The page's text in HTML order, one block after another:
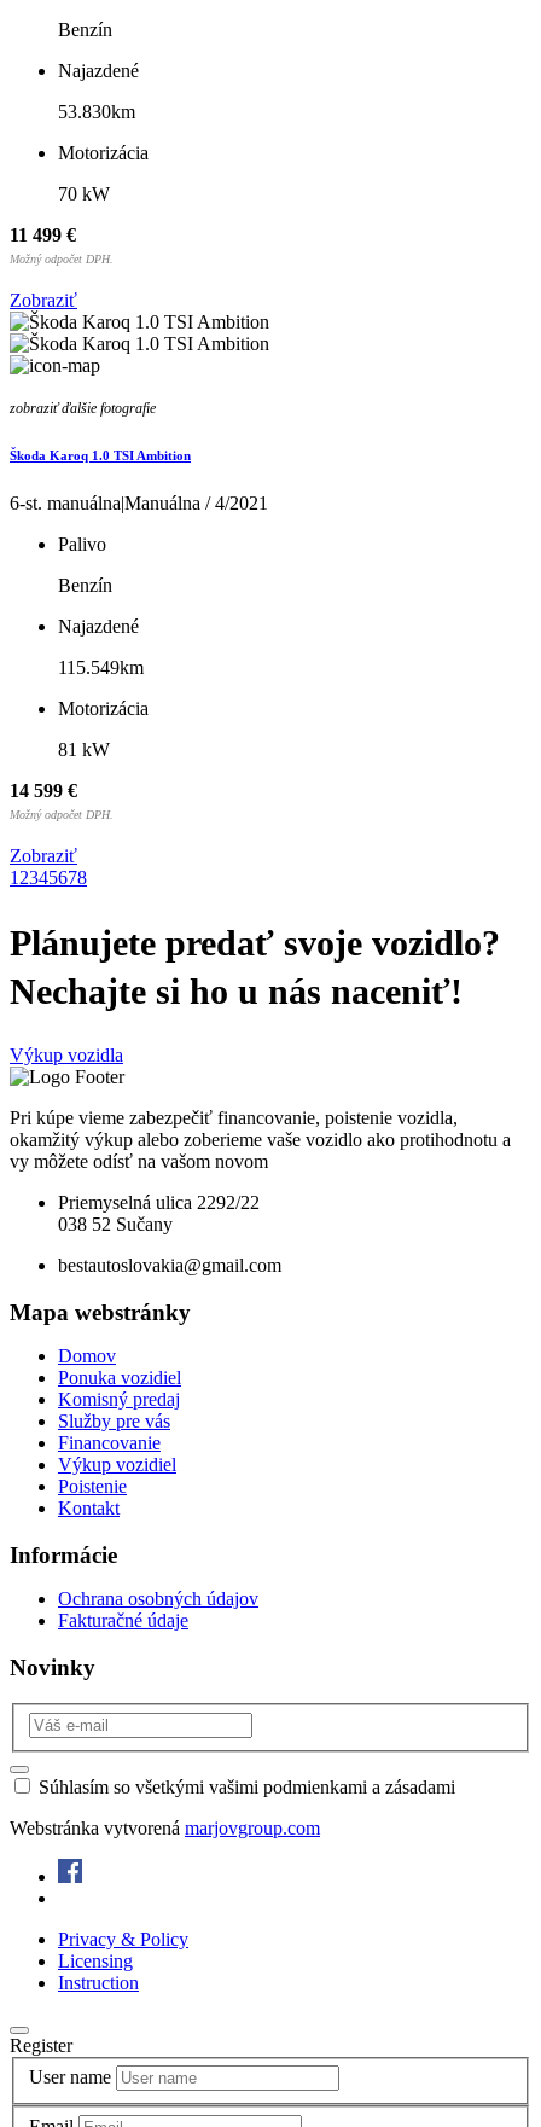
Benzín
Najazdené
53.830km
Motorizácia
70 kW
11 499 €
Možný odpočet DPH.
Zobraziť
zobraziť ďalšie fotografie
Škoda Karoq 1.0 TSI Ambition
6-st. manuálna|Manuálna / 4/2021
Palivo
Benzín
Najazdené
115.549km
Motorizácia
81 kW
14 599 €
Možný odpočet DPH.
Zobraziť
1 2345678
Plánujete predať svoje vozidlo?
Nechajte si ho u nás naceniť!
Výkup vozidla
Pri kúpe vieme zabezpečiť financovanie, poistenie vozidla,
okamžitý výkup alebo zoberieme vaše vozidlo ako protihodnotu a
vy môžete odísť na vašom novom
Priemyselná ulica 2292/22
038 52 Sučany
bestautoslovakia@gmail.com
Mapa webstránky
Domov
Ponuka vozidiel
Komisný predaj
Služby pre vás
Financovanie
Výkup vozidiel
Poistenie
Kontakt
Informácie
Ochrana osobných údajov
Fakturačné údaje
Novinky
Súhlasím so všetkými vašimi podmienkami a zásadami
Webstránka vytvorená marjovgroup.com
Privacy & Policy
Licensing
Instruction
Register
User name